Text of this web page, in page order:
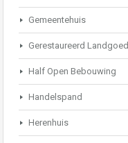
Gemeentehuis
Gerestaureerd Landgoed
Half Open Bebouwing
Handelspand
Herenhuis